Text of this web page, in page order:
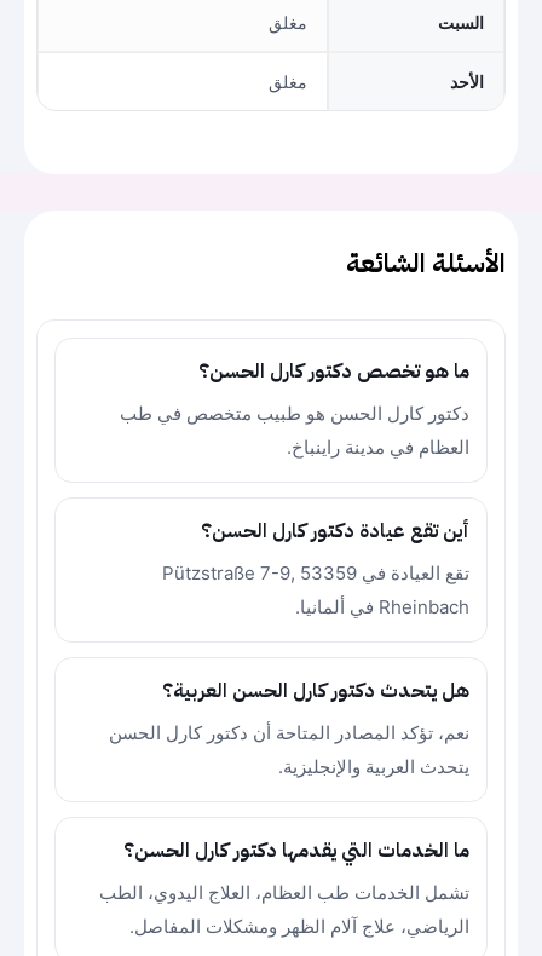
السبت مغلق
الأحد مغلق
الأسئلة الشائعة
ما هو تخصص دكتور كارل الحسن؟
دكتور كارل الحسن هو طبيب متخصص في طب
العظام في مدينة راينباخ.
أين تقع عيادة دكتور كارل الحسن؟
تقع العيادة في Pützstraße 7-9, 53359
Rheinbach في ألمانيا.
هل يتحدث دكتور كارل الحسن العربية؟
نعم، تؤكد المصادر المتاحة أن دكتور كارل الحسن
يتحدث العربية والإنجليزية.
ما الخدمات التي يقدمها دكتور كارل الحسن؟
تشمل الخدمات طب العظام، العلاج اليدوي، الطب
الرياضي، علاج آلام الظهر ومشكلات المفاصل.